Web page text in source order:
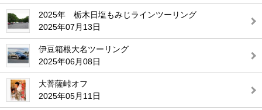
2025年 栃木日塩もみじラインツーリング
2025年07月13日
伊豆箱根大名ツーリング
2025年06月08日
大菩薩峠オフ
2025年05月11日